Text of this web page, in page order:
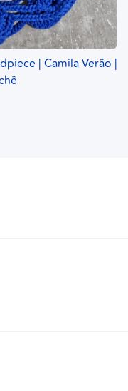
| Camila Verão |